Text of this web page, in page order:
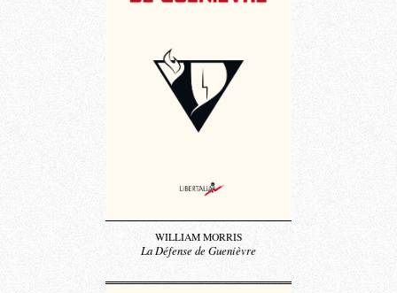
WILLIAM MORRIS
La Défense de Guenièvre